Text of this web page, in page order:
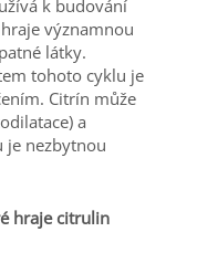
k budování
významnou
látky.
tohoto cyklu je
Citrín může
a
je nezbytnou
hraje citrulin